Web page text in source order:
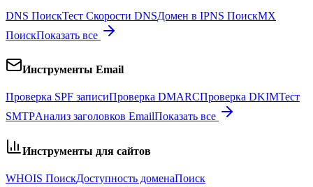
DNS ПоискТест Скорости DNSДомен в IPNS ПоискMX
ПоискПоказать все
Инструменты Email
Проверка SPF записиПроверка DMARCПроверка DKIMТест
SMTPАнализ заголовков EmailПоказать все
Инструменты для сайтов
WHOIS ПоискДоступность доменаПоиск